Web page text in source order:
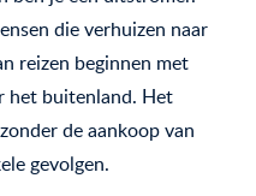
die verhuizen naar
reizen beginnen met
het buitenland. Het
de aankoop van
gevolgen.